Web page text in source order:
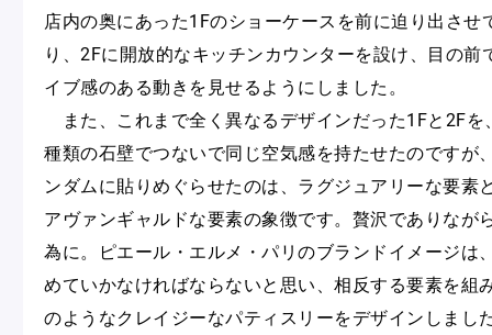
店内の奥にあった1Fのショーケースを前に迫り出させ
り、2Fに開放的なキッチンカウンターを設け、目の前
イブ感のある動きを見せるようにしました。
また、これまで全く異なるデザインだった1Fと2Fを
種類の石壁でつないで同じ空気感を持たせたのですが
ンダムに貼りめぐらせたのは、ラグジュアリーな要素
アヴァンギャルドな要素の象徴です。贅沢でありなが
為に。ピエール・エルメ・パリのブランドイメージは
めていかなければならないと思い、相反する要素を組
のようなクレイジーなパティスリーをデザインしまし